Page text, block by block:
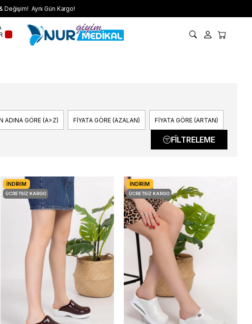
Değişim! Aynı Gün Kargo!
FIYATA GÖRE (ARTAN)
FIYATA GÖRE (AZALAN)
ADINA GÖRE (A>Z)
FILTRELEME
İNDIRIM
ÜCRETSIZ KARGO
İNDIRIM
ÜCRETSIZ KARGO